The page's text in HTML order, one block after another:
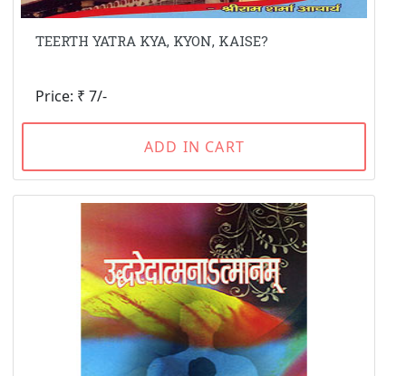
TEERTH YATRA KYA, KYON, KAISE?
Price: ₹ 7/-
ADD IN CART